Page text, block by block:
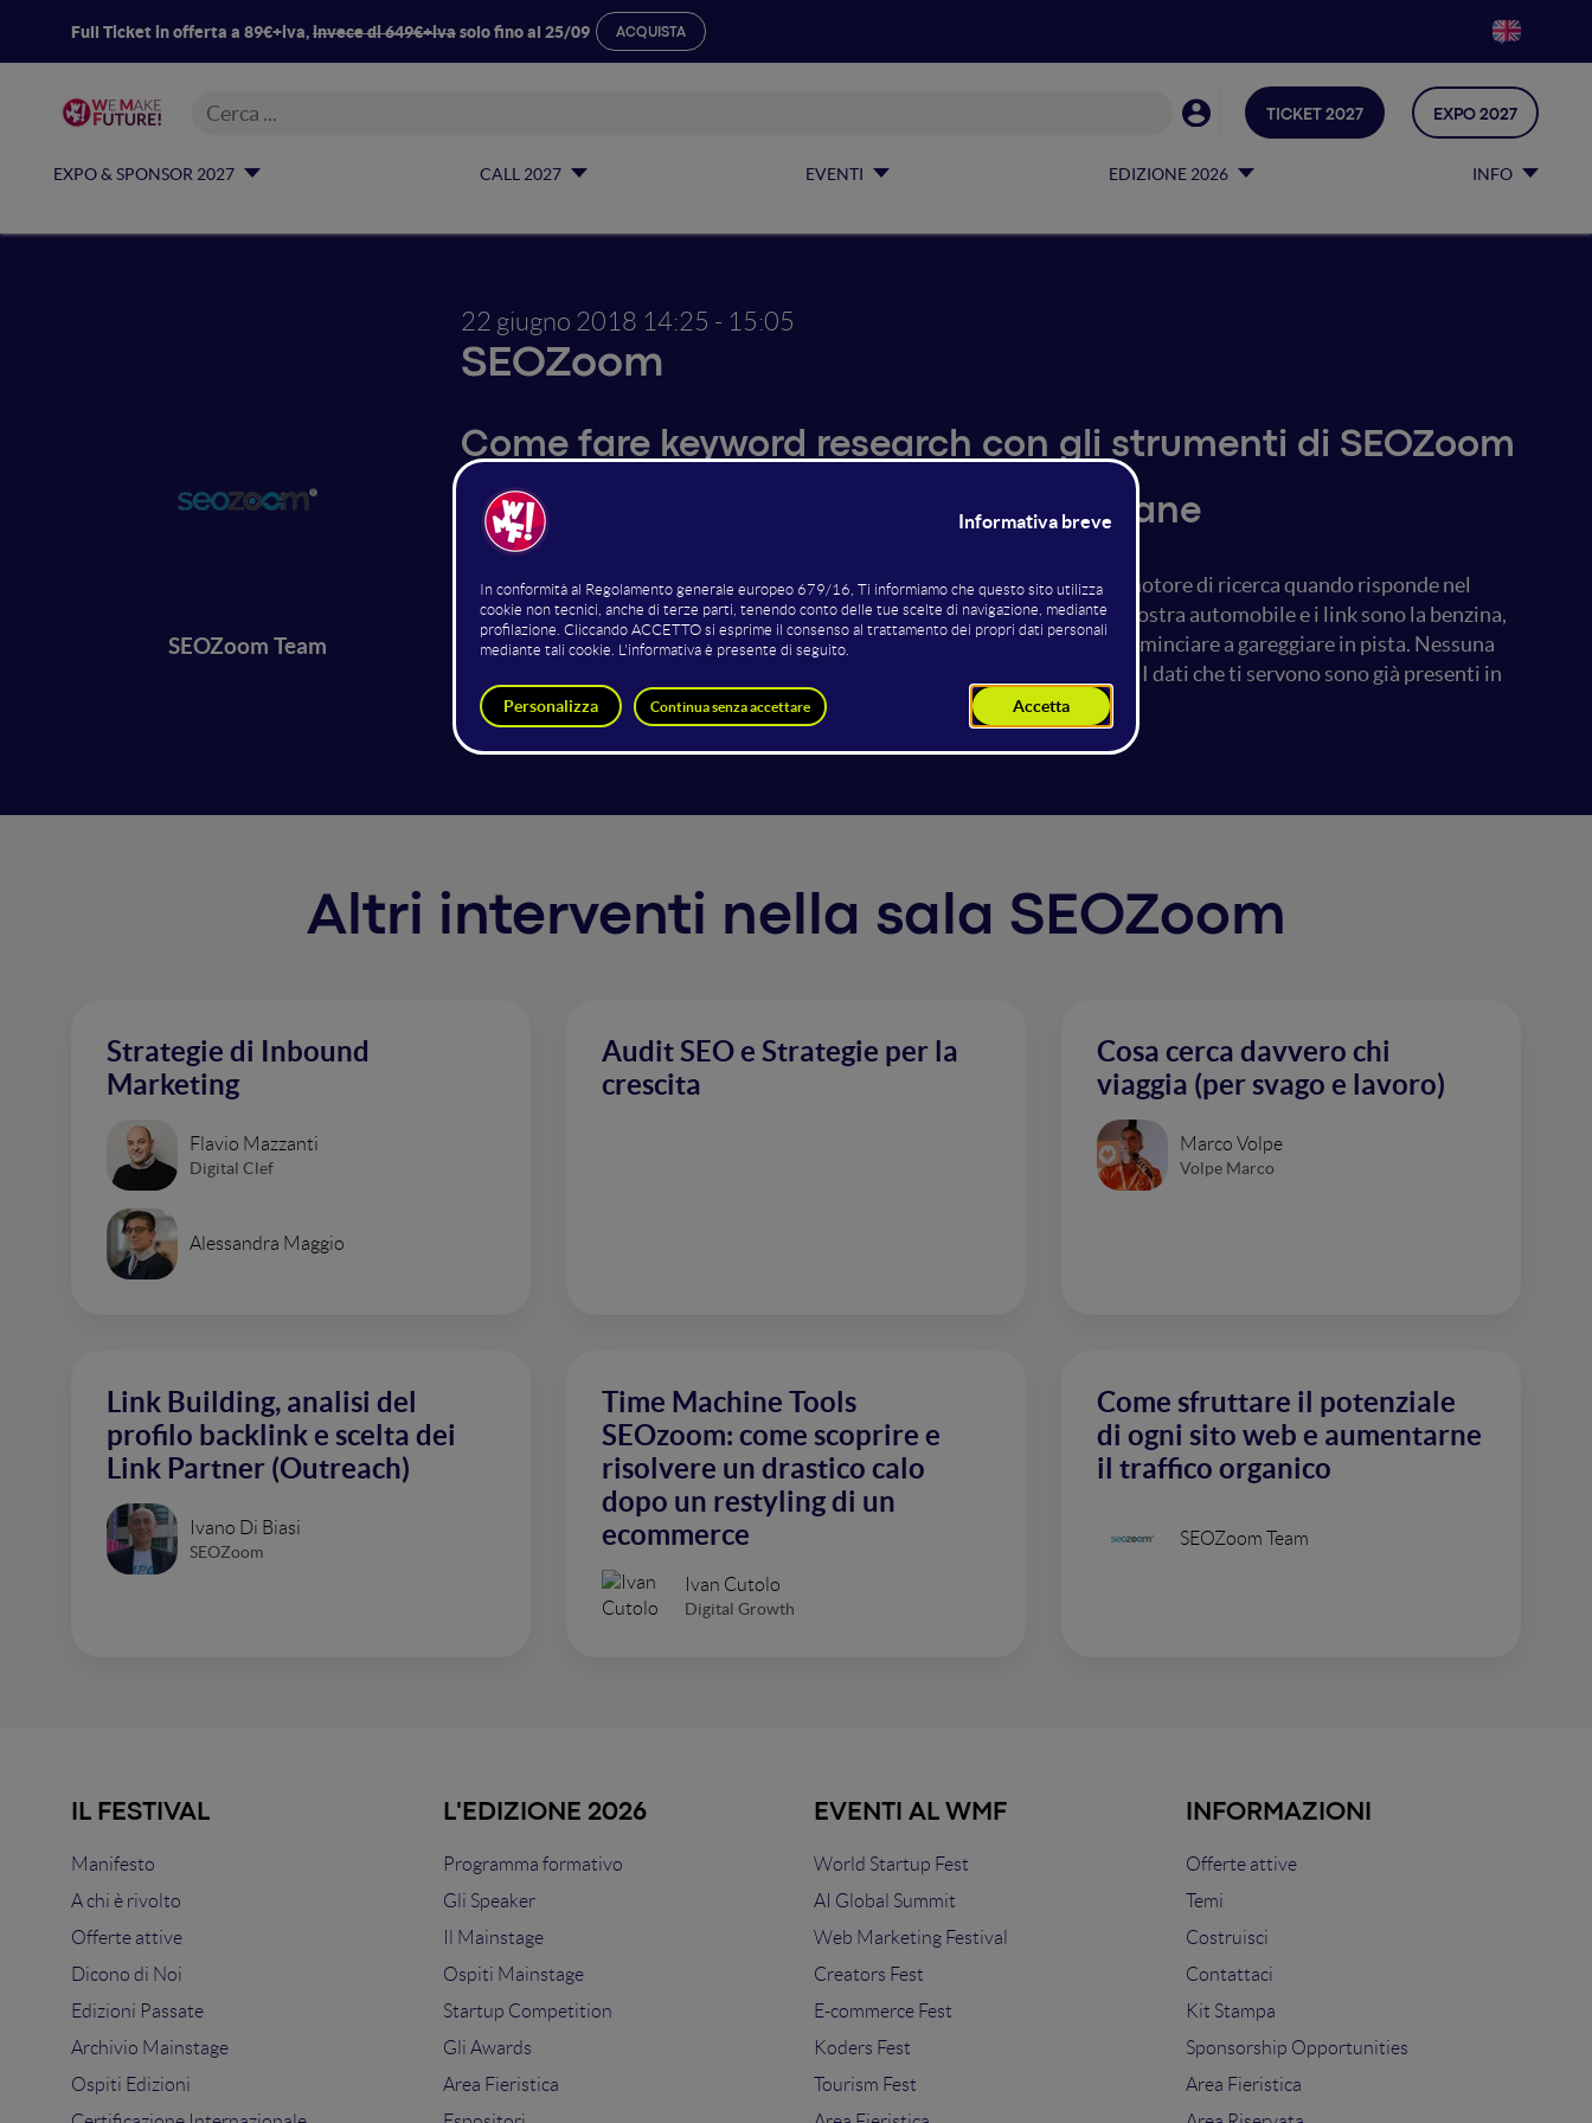
Full Ticket in offerta a 89€+iva,invece di 649€+ivasolo fino al 25/09 ACQUISTA
EXPO & SPONSOR 2027 CALL 2027 EVENTI EDIZIONE 2026 INFO
TICKET 2027 EXPO 2027
SEOZoom Team
22 giugno 2018 14:25 - 15:05
SEOZoom
Come fare keyword research con gli strumenti di SEOZoom
e oltre mezzo miliardo di keyword italiane
Google lo ricorda in ogni occasione: una pagina web viene valorizzata dal motore di ricerca quando risponde nel
modo più efficace alla domanda - alla query - dell’utente. Se la tecnica è la nostra automobile e i link sono la benzina,
la keyword research è la chiave che ci permette di accendere i motori per cominciare a gareggiare in pista. Nessuna
strada è impossibile se sai come approcciarti alle SERP in modo strategico. I dati che ti servono sono già presenti in
SEOZoom. E in questo speech ti insegniamo come renderli preziosi.
Altri interventi nella sala SEOZoom
Strategie di Inbound
Marketing
Flavio Mazzanti
Digital Clef
Alessandra Maggio
Audit SEO e Strategie per la
crescita
Cosa cerca davvero chi
viaggia (per svago e lavoro)
Marco Volpe
Volpe Marco
Link Building, analisi del
profilo backlink e scelta dei
Link Partner (Outreach)
Ivano Di Biasi
SEOZoom
Time Machine Tools
SEOzoom: come scoprire e
risolvere un drastico calo
dopo un restyling di un
ecommerce
Ivan Cutolo
Digital Growth
Come sfruttare il potenziale
di ogni sito web e aumentarne
il traffico organico
SEOZoom Team
IL FESTIVAL
Manifesto
A chi è rivolto
Offerte attive
Dicono di Noi
Edizioni Passate
Archivio Mainstage
Ospiti Edizioni
L'EDIZIONE 2026
Programma formativo
Gli Speaker
Il Mainstage
Ospiti Mainstage
Startup Competition
Gli Awards
Area Fieristica
EVENTI AL WMF
World Startup Fest
AI Global Summit
Web Marketing Festival
Creators Fest
E-commerce Fest
Koders Fest
Tourism Fest
INFORMAZIONI
Offerte attive
Temi
Costruisci
Contattaci
Kit Stampa
Sponsorship Opportunities
Area Fieristica